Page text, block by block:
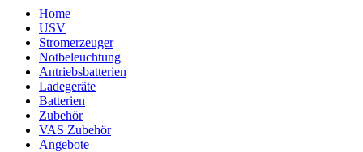
Home
USV
Stromerzeuger
Notbeleuchtung
Antriebsbatterien
Ladegeräte
Batterien
Zubehör
VAS Zubehör
Angebote